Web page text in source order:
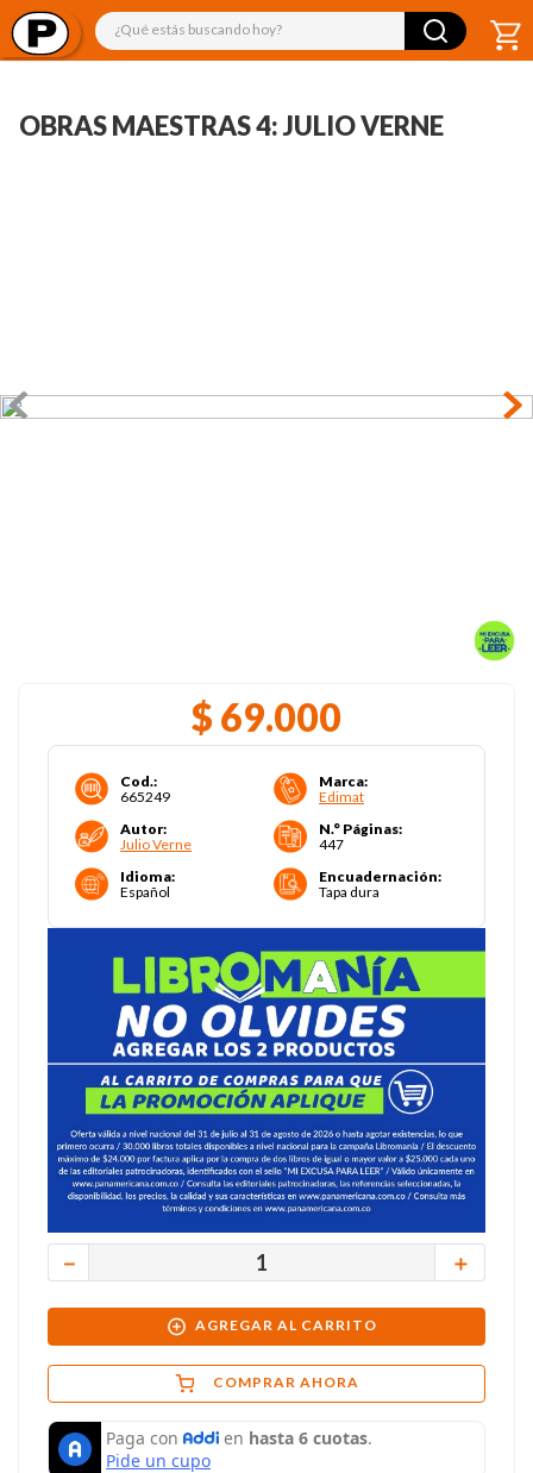
¿Qué estás buscando hoy?
OBRAS MAESTRAS 4: JULIO VERNE
$ 69.000
Cod.:
665249
Marca:
Edimat
Autor:
Julio Verne
N.° Páginas:
447
Idioma:
Español
Encuadernación:
Tapa dura
＋
－
AGREGAR AL CARRITO
COMPRAR AHORA